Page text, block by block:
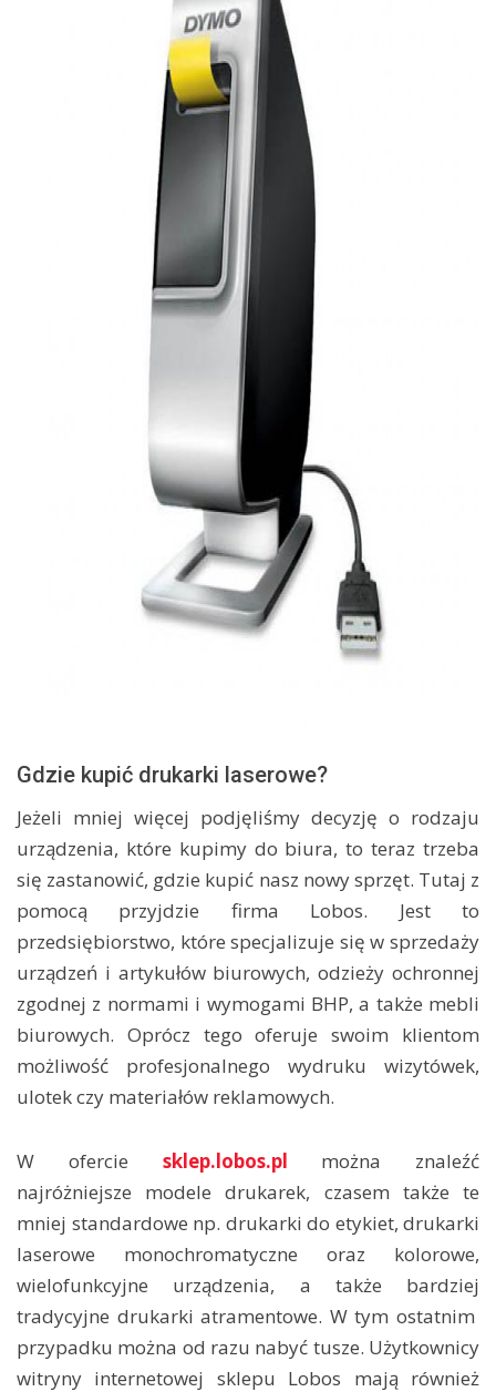
Gdzie kupić drukarki laserowe?
Jeżeli mniej więcej podjęliśmy decyzję o rodzaju
urządzenia, które kupimy do biura, to teraz trzeba
się zastanowić, gdzie kupić nasz nowy sprzęt. Tutaj z
pomocą przyjdzie firma Lobos. Jest to
przedsiębiorstwo, które specjalizuje się w sprzedaży
urządzeń i artykułów biurowych, odzieży ochronnej
zgodnej z normami i wymogami BHP, a także mebli
biurowych. Oprócz tego oferuje swoim klientom
możliwość profesjonalnego wydruku wizytówek,
ulotek czy materiałów reklamowych.
W ofercie sklep.lobos.pl można znaleźć
najróżniejsze modele drukarek, czasem także te
mniej standardowe np. drukarki do etykiet, drukarki
laserowe monochromatyczne oraz kolorowe,
wielofunkcyjne urządzenia, a także bardziej
tradycyjne drukarki atramentowe. W tym ostatnim
przypadku można od razu nabyć tusze. Użytkownicy
witryny internetowej sklepu Lobos mają również